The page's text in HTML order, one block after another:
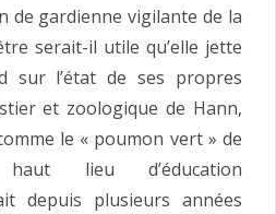
de gardienne vigilante de la
serait-il utile qu’elle jette
sur l’état de ses propres
et zoologique de Hann,
le « poumon vert » de
lieu d’éducation
depuis plusieurs années